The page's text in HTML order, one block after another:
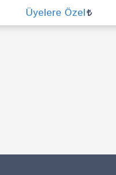
Üyelere Özel